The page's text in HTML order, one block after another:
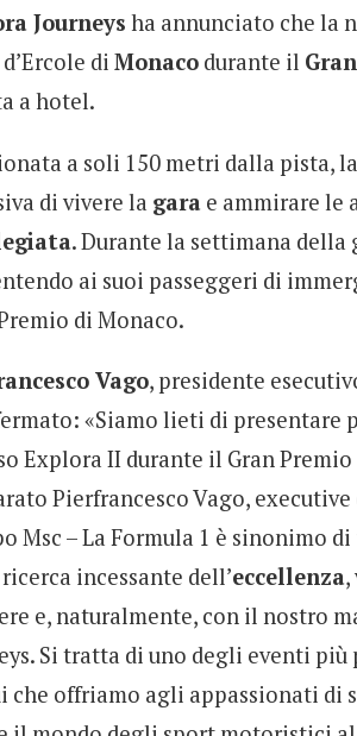
Journeys ha annunciato che la
di Monaco durante il
a hotel.
a soli 150 metri dalla pista,
di vivere la gara e ammirare le
. Durante la settimana della
ai suoi passeggeri di
di Monaco.
Vago, presidente
«Siamo lieti di presentare
Explora II durante il Gran
Pierfrancesco Vago,
Msc – La Formula 1 è sinonimo di
incessante dell’eccellenza
e, naturalmente, con il nostro
Si tratta di uno degli eventi
che offriamo agli appassionati di